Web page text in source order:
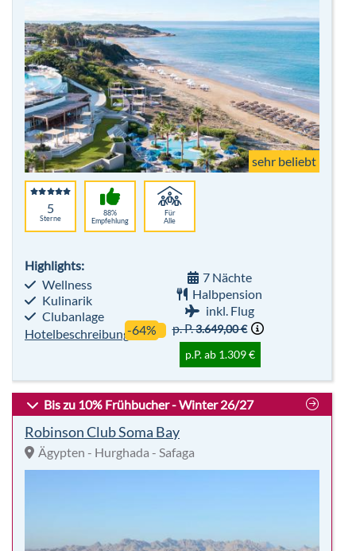
sehr beliebt
5
Sterne
88%
Empfehlung
Für
Alle
Highlights:
Wellness
Kulinarik
Clubanlage
Hotelbeschreibung
7 Nächte
Halbpension
p. P.
Bis zu 10% Frühbucher - Winter 26/27
Robinson Club Soma Bay
Ägypten - Hurghada - Safaga